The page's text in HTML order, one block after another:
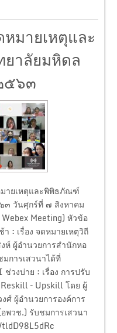
มายเหตุและ
าลัยมหิดล
๕๖๓
ายเหตุและพิพิธภัณฑ์
๓ วันศุกร์ที่ ๗ สิงหาคม
Meeting) หัวข้อ
: เรื่อง จดหมายเหตุวิถี
ห์ ผู้อำนวยการสำนักหอ
การเสวนาได้ที่
วงบ่าย : เรื่อง การปรับ
– Upskill โดย ผู้
ศ์ ผู้อำนวยการองค์การ
วช.) รับชมการเสวนา